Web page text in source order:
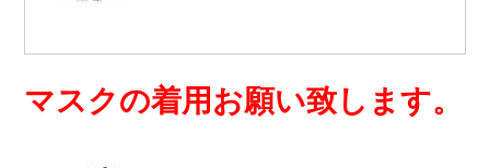
マスクの着用お願い致します。